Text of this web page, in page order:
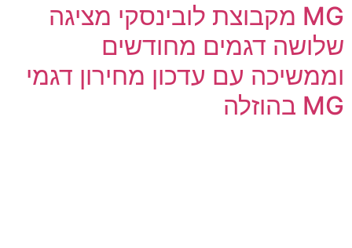
MG מקבוצת לובינסקי מציגה
שלושה דגמים מחודשים
וממשיכה עם עדכון מחירון דגמי
MG בהוזלה